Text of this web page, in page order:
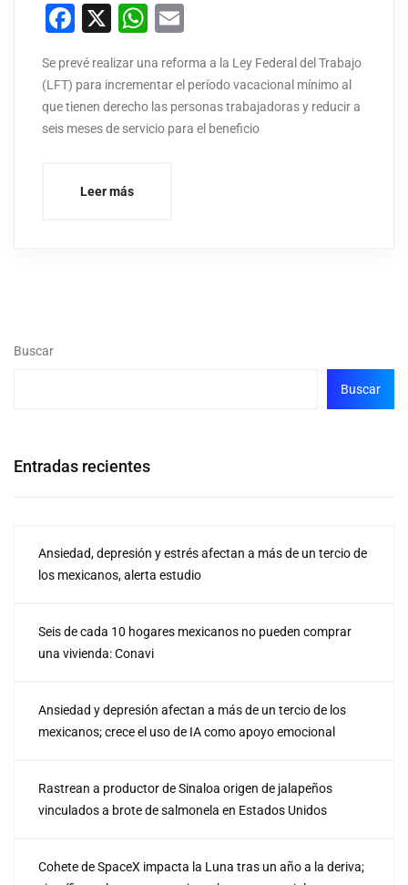
Facebook
X WhatsApp
Se prevé realizar una reforma a la Ley Federal del Trabajo
(LFT) para incrementar el período vacacional mínimo al
que tienen derecho las personas trabajadoras y reducir a
seis meses de servicio para el beneficio
Leer más
Buscar
Buscar
Entradas recientes
Ansiedad, depresión y estrés afectan a más de un tercio de
los mexicanos, alerta estudio
Seis de cada 10 hogares mexicanos no pueden comprar
una vivienda: Conavi
Ansiedad y depresión afectan a más de un tercio de los
mexicanos; crece el uso de IA como apoyo emocional
Rastrean a productor de Sinaloa origen de jalapeños
vinculados a brote de salmonela en Estados Unidos
Cohete de SpaceX impacta la Luna tras un año a la deriva;